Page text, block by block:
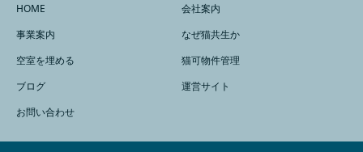
HOME
会社案内
事業案内
なぜ猫共生か
空室を埋める
猫可物件管理
ブログ
運営サイト
お問い合わせ